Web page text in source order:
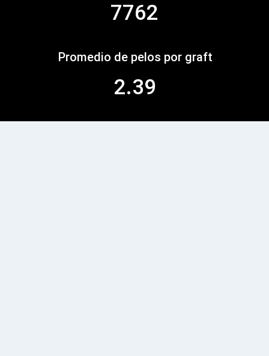
7762
Promedio de pelos por graft
2.39